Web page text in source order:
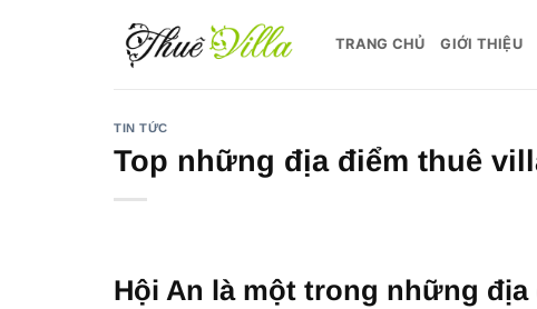
TRANG CHỦ GIỚI THIỆU
TIN TỨC
Top những địa điểm thuê
Hội An là một trong những